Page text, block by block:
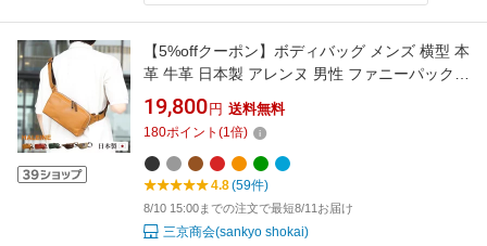
【5%offクーポン】ボディバッグ メンズ 横型 本
革 牛革 日本製 アレンヌ 男性 ファニーパック
プレゼント HALEINE ブランド 父 ギフト 斜め
がけバッグ 斜めがけ 四角 シンプル カジュアル
肩掛け 4FB (07000362-mens-1r)
19,800 円 送料無料
180ポイント (1倍)
4.8(59件)
8/10 15:00までの注文で最短8/11お届け
三京商会(sankyo shokai)